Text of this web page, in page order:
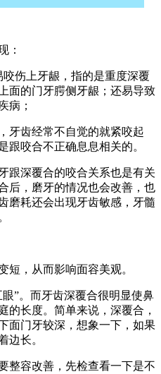
：
伤上牙龈，指的是重度深覆
面的门牙腭侧牙龈；还易导致
病；
齿经常不自觉的就紧咬起
跟咬合不正确息息相关的。
深覆合的咬合关系也是有关
后，磨牙的情况也会改善，也
磨耗还会出现牙齿敏感，牙髓
，从而影响面容美观。
”。而牙齿深覆合很明显使鼻
的长度。简单来说，深覆合，
面门牙较深，想象一下，如果
边长。
容改善，先检查看一下是不